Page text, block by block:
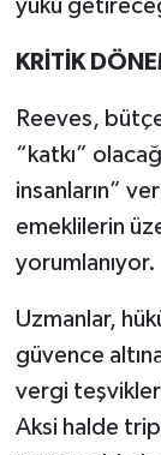
yükü
KRİTİK
Reeves,
“katkı”
insanların”
emeklilerin
yorumlanıyor.
Uzmanlar,
güvence
vergi
Aksi halde